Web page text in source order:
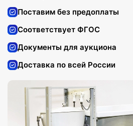
Поставим без предоплаты
Соответствует ФГОС
Документы для аукциона
Доставка по всей России